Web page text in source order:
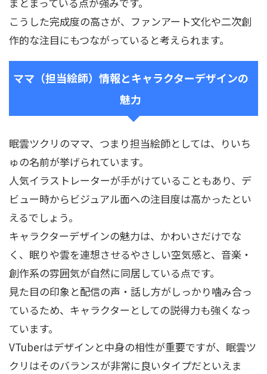
こうした完成度の高さが、ファンアート文化や二次創
作的な注目にもつながっていると考えられます。
ママ（担当絵師）情報とキャラクターデザインの
魅力
眠雲ツクリのママ、つまり担当絵師としては、りいち
ゅの名前が挙げられています。
人気イラストレーターが手がけていることもあり、デ
ビュー時からビジュアル面への注目度は高かったとい
えるでしょう。
キャラクターデザインの魅力は、かわいさだけでな
く、眠りや雲を連想させるやさしい空気感と、音楽・
創作系の雰囲気が自然に同居している点です。
見た目の印象と配信の声・話し方がしっかり噛み合っ
ているため、キャラクターとしての説得力も強くなっ
ています。
VTuberはデザインと中身の相性が重要ですが、眠雲ツ
クリはそのバランスが非常に良いタイプだといえま